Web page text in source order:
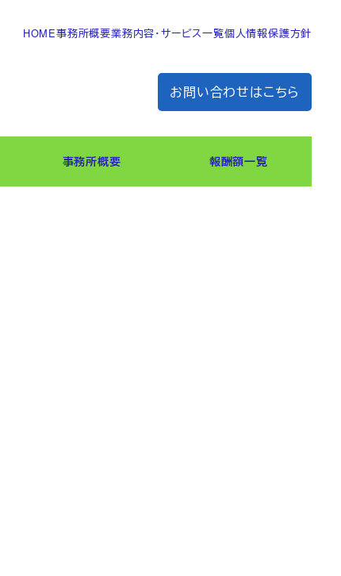
HOME事務所概要業務内容・サービス一覧個人情報保護方針
お問い合わせはこちら
事務所概要 報酬額一覧